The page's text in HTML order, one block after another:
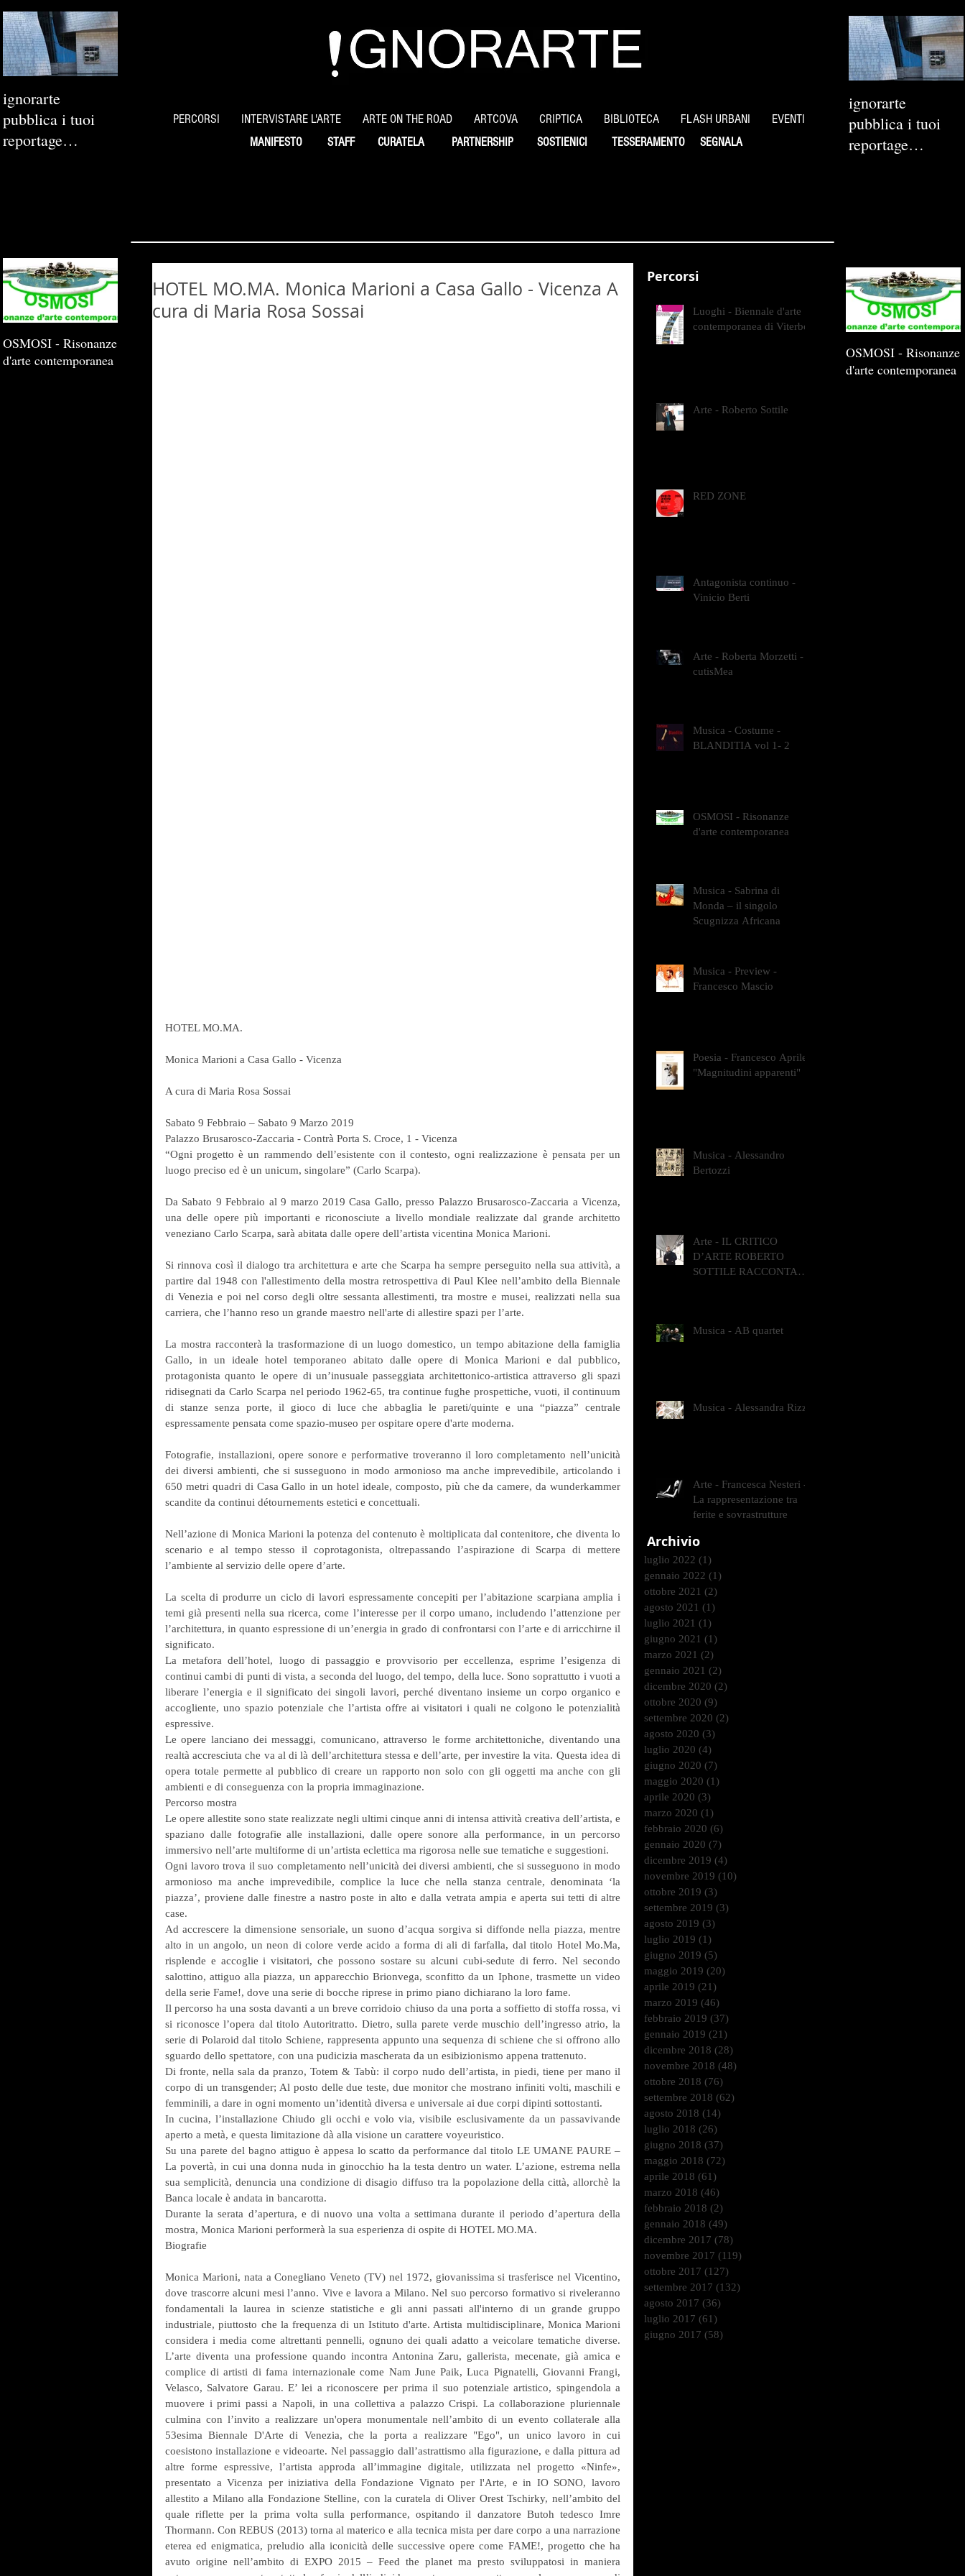
ignorarte
pubblica i tuoi
reportage
PERCORSI INTERVISTARE L'ARTE ARTE ON THE ROAD ARTCOVA CRIPTICA BIBLIOTECA FLASH URBANI EVENTI
MANIFESTO STAFF CURATELA PARTNERSHIP SOSTIENICI SEGNALA
TESSERAMENTO
ignorarte
pubblica i tuoi
reportage
HOTEL MO.MA. Monica Marioni a Casa Gallo - Vicenza A
cura di Maria Rosa Sossai
HOTEL MO.MA.
Monica Marioni a Casa Gallo - Vicenza
A cura di Maria Rosa Sossai
Sabato 9 Febbraio – Sabato 9 Marzo 2019
Palazzo Brusarosco-Zaccaria - Contrà Porta S. Croce, 1 - Vicenza
“Ogni progetto è un rammendo dell’esistente con il contesto, ogni realizzazione è pensata per un
luogo preciso ed è un unicum, singolare” (Carlo Scarpa).
Da Sabato 9 Febbraio al 9 marzo 2019 Casa Gallo, presso Palazzo Brusarosco-Zaccaria a Vicenza,
una delle opere più importanti e riconosciute a livello mondiale realizzate dal grande architetto
veneziano Carlo Scarpa, sarà abitata dalle opere dell’artista vicentina Monica Marioni.
Si rinnova così il dialogo tra architettura e arte che Scarpa ha sempre perseguito nella sua attività, a
partire dal 1948 con l'allestimento della mostra retrospettiva di Paul Klee nell’ambito della Biennale
di Venezia e poi nel corso degli oltre sessanta allestimenti, tra mostre e musei, realizzati nella sua
carriera, che l’hanno reso un grande maestro nell'arte di allestire spazi per l’arte.
La mostra racconterà la trasformazione di un luogo domestico, un tempo abitazione della famiglia
Gallo, in un ideale hotel temporaneo abitato dalle opere di Monica Marioni e dal pubblico,
protagonista quanto le opere di un’inusuale passeggiata architettonico-artistica attraverso gli spazi
ridisegnati da Carlo Scarpa nel periodo 1962-65, tra continue fughe prospettiche, vuoti, il continuum
di stanze senza porte, il gioco di luce che abbaglia le pareti/quinte e una “piazza” centrale
espressamente pensata come spazio-museo per ospitare opere d'arte moderna.
Fotografie, installazioni, opere sonore e performative troveranno il loro completamento nell’unicità
dei diversi ambienti, che si susseguono in modo armonioso ma anche imprevedibile, articolando i
650 metri quadri di Casa Gallo in un hotel ideale, composto, più che da camere, da wunderkammer
scandite da continui détournements estetici e concettuali.
Nell’azione di Monica Marioni la potenza del contenuto è moltiplicata dal contenitore, che diventa lo
scenario e al tempo stesso il coprotagonista, oltrepassando l’aspirazione di Scarpa di mettere
l’ambiente al servizio delle opere d’arte.
La scelta di produrre un ciclo di lavori espressamente concepiti per l’abitazione scarpiana amplia i
temi già presenti nella sua ricerca, come l’interesse per il corpo umano, includendo l’attenzione per
l’architettura, in quanto espressione di un’energia in grado di confrontarsi con l’arte e di arricchirne il
significato.
La metafora dell’hotel, luogo di passaggio e provvisorio per eccellenza, esprime l’esigenza di
continui cambi di punti di vista, a seconda del luogo, del tempo, della luce. Sono soprattutto i vuoti a
liberare l’energia e il significato dei singoli lavori, perché diventano insieme un corpo organico e
accogliente, uno spazio potenziale che l’artista offre ai visitatori i quali ne colgono le potenzialità
espressive.
Le opere lanciano dei messaggi, comunicano, attraverso le forme architettoniche, diventando una
realtà accresciuta che va al di là dell’architettura stessa e dell’arte, per investire la vita. Questa idea di
opera totale permette al pubblico di creare un rapporto non solo con gli oggetti ma anche con gli
ambienti e di conseguenza con la propria immaginazione.
Percorso mostra
Le opere allestite sono state realizzate negli ultimi cinque anni di intensa attività creativa dell’artista, e
spaziano dalle fotografie alle installazioni, dalle opere sonore alla performance, in un percorso
immersivo nell’arte multiforme di un’artista eclettica ma rigorosa nelle sue tematiche e suggestioni.
Ogni lavoro trova il suo completamento nell’unicità dei diversi ambienti, che si susseguono in modo
armonioso ma anche imprevedibile, complice la luce che nella stanza centrale, denominata ‘la
piazza’, proviene dalle finestre a nastro poste in alto e dalla vetrata ampia e aperta sui tetti di altre
case.
Ad accrescere la dimensione sensoriale, un suono d’acqua sorgiva si diffonde nella piazza, mentre
alto in un angolo, un neon di colore verde acido a forma di ali di farfalla, dal titolo Hotel Mo.Ma,
risplende e accoglie i visitatori, che possono sostare su alcuni cubi-sedute di ferro. Nel secondo
salottino, attiguo alla piazza, un apparecchio Brionvega, sconfitto da un Iphone, trasmette un video
della serie Fame!, dove una serie di bocche riprese in primo piano dichiarano la loro fame.
Il percorso ha una sosta davanti a un breve corridoio chiuso da una porta a soffietto di stoffa rossa, vi
si riconosce l’opera dal titolo Autoritratto. Dietro, sulla parete verde muschio dell’ingresso atrio, la
serie di Polaroid dal titolo Schiene, rappresenta appunto una sequenza di schiene che si offrono allo
sguardo dello spettatore, con una pudicizia mascherata da un esibizionismo appena trattenuto.
Di fronte, nella sala da pranzo, Totem & Tabù: il corpo nudo dell’artista, in piedi, tiene per mano il
corpo di un transgender; Al posto delle due teste, due monitor che mostrano infiniti volti, maschili e
femminili, a dare in ogni momento un’identità diversa e universale ai due corpi dipinti sottostanti.
In cucina, l’installazione Chiudo gli occhi e volo via, visibile esclusivamente da un passavivande
aperto a metà, e questa limitazione dà alla visione un carattere voyeuristico.
Su una parete del bagno attiguo è appesa lo scatto da performance dal titolo LE UMANE PAURE –
La povertà, in cui una donna nuda in ginocchio ha la testa dentro un water. L’azione, estrema nella
sua semplicità, denuncia una condizione di disagio diffuso tra la popolazione della città, allorchè la
Banca locale è andata in bancarotta.
Durante la serata d’apertura, e di nuovo una volta a settimana durante il periodo d’apertura della
mostra, Monica Marioni performerà la sua esperienza di ospite di HOTEL MO.MA.
Biografie
Monica Marioni, nata a Conegliano Veneto (TV) nel 1972, giovanissima si trasferisce nel Vicentino,
dove trascorre alcuni mesi l’anno. Vive e lavora a Milano. Nel suo percorso formativo si riveleranno
fondamentali la laurea in scienze statistiche e gli anni passati all'interno di un grande gruppo
industriale, piuttosto che la frequenza di un Istituto d'arte. Artista multidisciplinare, Monica Marioni
considera i media come altrettanti pennelli, ognuno dei quali adatto a veicolare tematiche diverse.
L’arte diventa una professione quando incontra Antonina Zaru, gallerista, mecenate, già amica e
complice di artisti di fama internazionale come Nam June Paik, Luca Pignatelli, Giovanni Frangi,
Velasco, Salvatore Garau. E’ lei a riconoscere per prima il suo potenziale artistico, spingendola a
muovere i primi passi a Napoli, in una collettiva a palazzo Crispi. La collaborazione pluriennale
culmina con l’invito a realizzare un'opera monumentale nell’ambito di un evento collaterale alla
53esima Biennale D'Arte di Venezia, che la porta a realizzare "Ego", un unico lavoro in cui
coesistono installazione e videoarte. Nel passaggio dall’astrattismo alla figurazione, e dalla pittura ad
altre forme espressive, l’artista approda all’immagine digitale, utilizzata nel progetto «Ninfe»,
presentato a Vicenza per iniziativa della Fondazione Vignato per l'Arte, e in IO SONO, lavoro
allestito a Milano alla Fondazione Stelline, con la curatela di Oliver Orest Tschirky, nell’ambito del
quale riflette per la prima volta sulla performance, ospitando il danzatore Butoh tedesco Imre
Thormann. Con REBUS (2013) torna al materico e alla tecnica mista per dare corpo a una narrazione
eterea ed enigmatica, preludio alla iconicità delle successive opere come FAME!, progetto che ha
avuto origine nell’ambito di EXPO 2015 – Feed the planet ma presto sviluppatosi in maniera
Percorsi
Luoghi - Biennale d'arte
contemporanea di Viterbo
Arte - Roberto Sottile
RED ZONE
Antagonista continuo -
Vinicio Berti
Arte - Roberta Morzetti -
cutisMea
Musica - Costume -
BLANDITIA vol 1- 2
OSMOSI - Risonanze
d'arte contemporanea
Musica - Sabrina di
Monda – il singolo
Scugnizza Africana
Musica - Preview -
Francesco Mascio
Poesia - Francesco Aprile -
"Magnitudini apparenti"
Musica - Alessandro
Bertozzi
Arte - IL CRITICO
D’ARTE ROBERTO
SOTTILE RACCONTA
Musica - AB quartet
Musica - Alessandra Rizzo
Arte - Francesca Nesteri -
La rappresentazione tra
ferite e sovrastrutture
Archivio
luglio 2022 (1)
gennaio 2022 (1)
ottobre 2021 (2)
agosto 2021 (1)
luglio 2021 (1)
giugno 2021 (1)
marzo 2021 (2)
gennaio 2021 (2)
dicembre 2020 (2)
ottobre 2020 (9)
settembre 2020 (2)
agosto 2020 (3)
luglio 2020 (4)
giugno 2020 (7)
maggio 2020 (1)
aprile 2020 (3)
marzo 2020 (1)
febbraio 2020 (6)
gennaio 2020 (7)
dicembre 2019 (4)
novembre 2019 (10)
ottobre 2019 (3)
settembre 2019 (3)
agosto 2019 (3)
luglio 2019 (1)
giugno 2019 (5)
maggio 2019 (20)
aprile 2019 (21)
marzo 2019 (46)
febbraio 2019 (37)
gennaio 2019 (21)
dicembre 2018 (28)
novembre 2018 (48)
ottobre 2018 (76)
settembre 2018 (62)
agosto 2018 (14)
luglio 2018 (26)
giugno 2018 (37)
maggio 2018 (72)
aprile 2018 (61)
marzo 2018 (46)
febbraio 2018 (2)
gennaio 2018 (49)
dicembre 2017 (78)
novembre 2017 (119)
ottobre 2017 (127)
settembre 2017 (132)
agosto 2017 (36)
luglio 2017 (61)
giugno 2017 (58)
OSMOSI - Risonanze
d'arte contemporanea
OSMOSI - Risonanze
d'arte contemporanea